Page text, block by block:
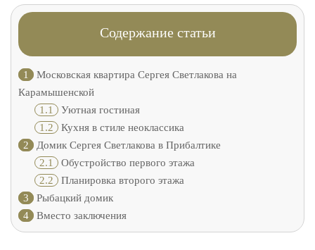
Содержание статьи
1
Московская квартира Сергея Светлакова на
Карамышенской
1.1 Уютная гостиная
1.2 Кухня в стиле неоклассика
2
Домик Сергея Светлакова в Прибалтике
2.1 Обустройство первого этажа
2.2 Планировка второго этажа
3
Рыбацкий домик
4
Вместо заключения